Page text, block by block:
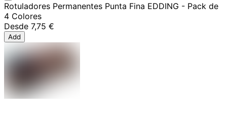
Rotuladores Permanentes Punta Fina EDDING - Pack de
4 Colores
Desde 7,75 €
Add